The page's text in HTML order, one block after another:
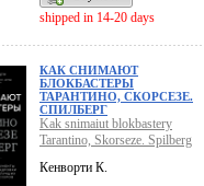
shipped in 14-20 days
КАК СНИМАЮТ
БЛОКБАСТЕРЫ
ТАРАНТИНО, СКОРСЕЗЕ.
СПИЛБЕРГ
Kak snimaiut blokbastery
Tarantino, Skorseze. Spilberg
Кенворти К.